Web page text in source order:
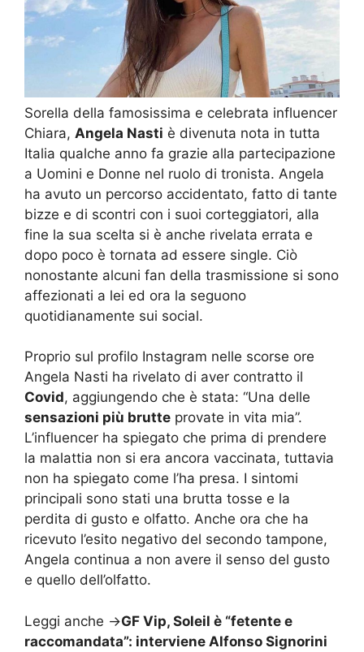
Sorella della famosissima e celebrata influencer
Chiara, Angela Nasti è divenuta nota in tutta
Italia qualche anno fa grazie alla partecipazione
a Uomini e Donne nel ruolo di tronista. Angela
ha avuto un percorso accidentato, fatto di tante
bizze e di scontri con i suoi corteggiatori, alla
fine la sua scelta si è anche rivelata errata e
dopo poco è tornata ad essere single. Ciò
nonostante alcuni fan della trasmissione si sono
affezionati a lei ed ora la seguono
quotidianamente sui social.
Proprio sul profilo Instagram nelle scorse ore
Angela Nasti ha rivelato di aver contratto il
Covid, aggiungendo che è stata: “Una delle
sensazioni più brutte provate in vita mia”.
L’influencer ha spiegato che prima di prendere
la malattia non si era ancora vaccinata, tuttavia
non ha spiegato come l’ha presa. I sintomi
principali sono stati una brutta tosse e la
perdita di gusto e olfatto. Anche ora che ha
ricevuto l’esito negativo del secondo tampone,
Angela continua a non avere il senso del gusto
e quello dell’olfatto.
Leggi anche ->GF Vip, Soleil è “fetente e
raccomandata”: interviene Alfonso Signorini